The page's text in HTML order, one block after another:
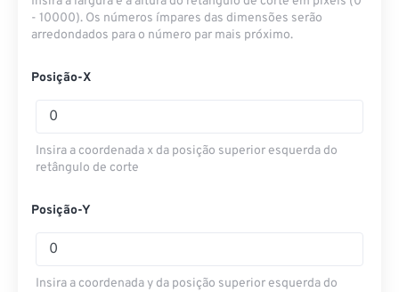
- 10000). Os números ímpares das dimensões serão
arredondados para o número par mais próximo.
Posição-X
Insira a coordenada x da posição superior esquerda do
retângulo de corte
Posição-Y
Insira a coordenada y da posição superior esquerda do